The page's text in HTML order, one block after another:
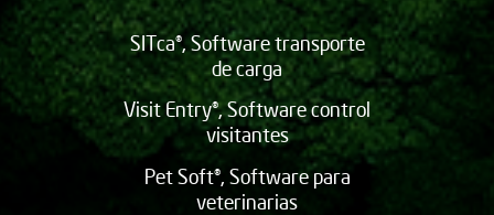
SITca®, Software transporte
de carga
Visit Entry®, Software control
visitantes
Pet Soft®, Software para
veterinarias